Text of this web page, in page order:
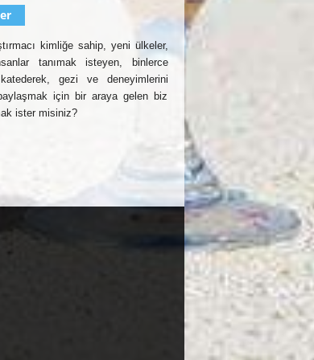
kimliğe sahip, yeni ülkeler,
tanımak isteyen, binlerce
gezi ve deneyimlerini
için bir araya gelen biz
ister misiniz?